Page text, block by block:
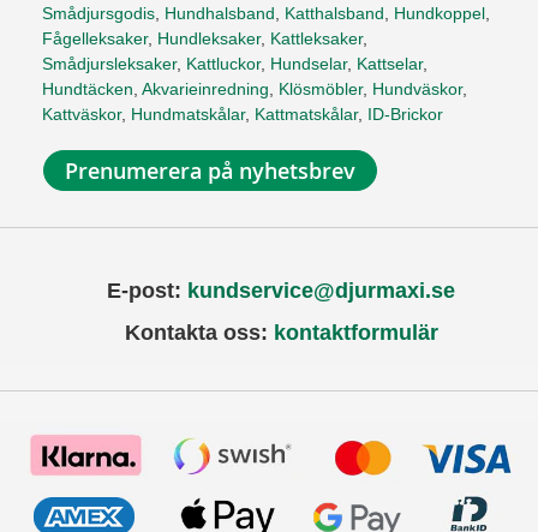
Smådjursgodis, Hundhalsband, Katthalsband, Hundkoppel,
Fågelleksaker, Hundleksaker, Kattleksaker,
Smådjursleksaker, Kattluckor, Hundselar, Kattselar,
Hundtäcken, Akvarieinredning, Klösmöbler, Hundväskor,
Kattväskor, Hundmatskålar, Kattmatskålar, ID-Brickor
Prenumerera på nyhetsbrev
E-post: kundservice@djurmaxi.se
Kontakta oss: kontaktformulär